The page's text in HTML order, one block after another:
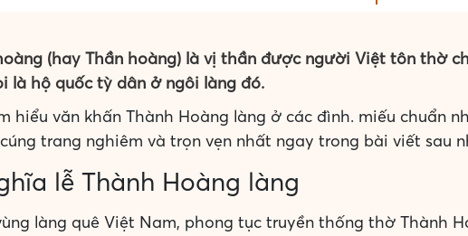
(hay Thần hoàng) là vị thần được người Việt tôn thờ
là hộ quốc tỳ dân ở ngôi làng đó.
hiểu văn khấn Thành Hoàng làng ở các đình. miếu chuẩn
trang nghiêm và trọn vẹn nhất ngay trong bài viết sau
lễ Thành Hoàng làng
làng quê Việt Nam, phong tục truyền thống thờ Thành